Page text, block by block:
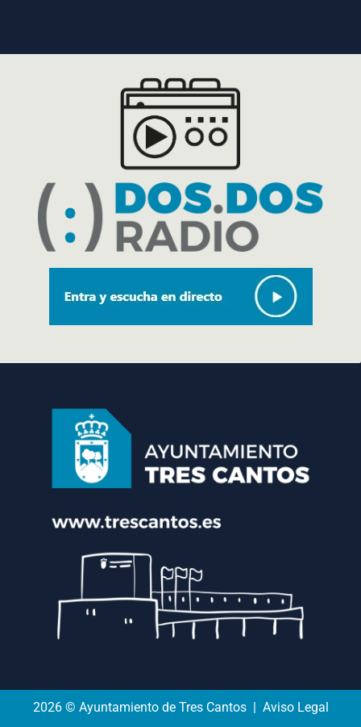
2026 © Ayuntamiento de Tres Cantos | Aviso Legal